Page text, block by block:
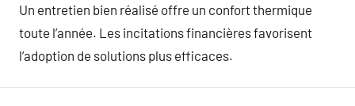
Un entretien bien réalisé offre un confort thermique
toute l’année. Les incitations financières favorisent
l’adoption de solutions plus efficaces.